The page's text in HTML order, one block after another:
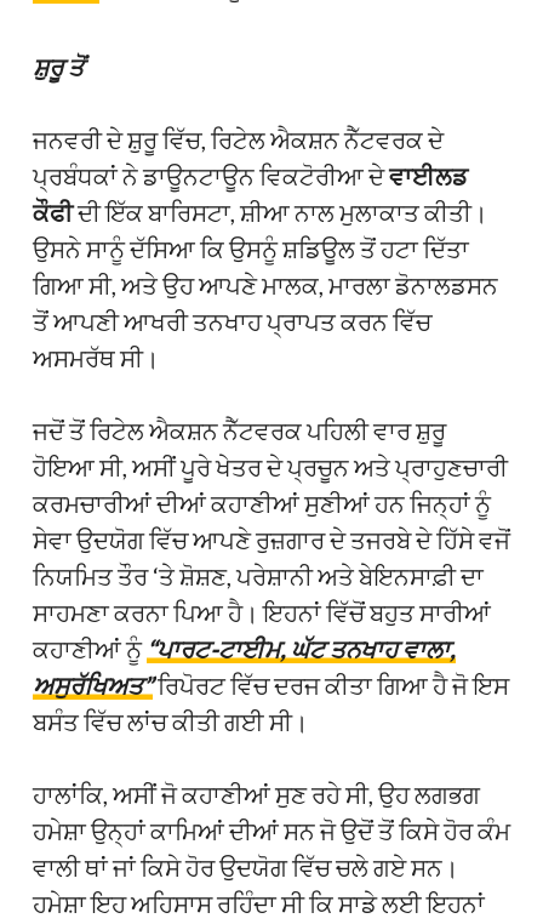
ਸ਼ੁਰੂ ਤੋਂ
ਜਨਵਰੀ ਦੇ ਸ਼ੁਰੂ ਵਿੱਚ, ਰਿਟੇਲ ਐਕਸ਼ਨ ਨੈੱਟਵਰਕ ਦੇ
ਪ੍ਰਬੰਧਕਾਂ ਨੇ ਡਾਊਨਟਾਊਨ ਵਿਕਟੋਰੀਆ ਦੇਵਾਈਲਡ
ਕੌਫੀਦੀ ਇੱਕ ਬਾਰਿਸਟਾ, ਸ਼ੀਆ ਨਾਲ ਮੁਲਾਕਾਤ ਕੀਤੀ।
ਉਸਨੇ ਸਾਨੂੰ ਦੱਸਿਆ ਕਿ ਉਸਨੂੰ ਸ਼ਡਿਊਲ ਤੋਂ ਹਟਾ ਦਿੱਤਾ
ਗਿਆ ਸੀ, ਅਤੇ ਉਹ ਆਪਣੇ ਮਾਲਕ, ਮਾਰਲਾ ਡੋਨਾਲਡਸਨ
ਤੋਂ ਆਪਣੀ ਆਖਰੀ ਤਨਖਾਹ ਪ੍ਰਾਪਤ ਕਰਨ ਵਿੱਚ
ਅਸਮਰੱਥ ਸੀ।
ਜਦੋਂ ਤੋਂ ਰਿਟੇਲ ਐਕਸ਼ਨ ਨੈੱਟਵਰਕ ਪਹਿਲੀ ਵਾਰ ਸ਼ੁਰੂ
ਹੋਇਆ ਸੀ, ਅਸੀਂ ਪੂਰੇ ਖੇਤਰ ਦੇ ਪ੍ਰਚੂਨ ਅਤੇ ਪ੍ਰਾਹੁਣਚਾਰੀ
ਕਰਮਚਾਰੀਆਂ ਦੀਆਂ ਕਹਾਣੀਆਂ ਸੁਣੀਆਂ ਹਨ ਜਿਨ੍ਹਾਂ ਨੂੰ
ਸੇਵਾ ਉਦਯੋਗ ਵਿੱਚ ਆਪਣੇ ਰੁਜ਼ਗਾਰ ਦੇ ਤਜਰਬੇ ਦੇ ਹਿੱਸੇ ਵਜੋਂ
ਨਿਯਮਿਤ ਤੌਰ ‘ਤੇ ਸ਼ੋਸ਼ਣ, ਪਰੇਸ਼ਾਨੀ ਅਤੇ ਬੇਇਨਸਾਫ਼ੀ ਦਾ
ਸਾਹਮਣਾ ਕਰਨਾ ਪਿਆ ਹੈ। ਇਹਨਾਂ ਵਿੱਚੋਂ ਬਹੁਤ ਸਾਰੀਆਂ
ਕਹਾਣੀਆਂ ਨੂੰ “ਪਾਰਟ-ਟਾਈਮ, ਘੱਟ ਤਨਖਾਹ ਵਾਲਾ,
ਅਸੁਰੱਖਿਅਤ”ਰਿਪੋਰਟ ਵਿੱਚ ਦਰਜ ਕੀਤਾ ਗਿਆ ਹੈ ਜੋ ਇਸ
ਬਸੰਤ ਵਿੱਚ ਲਾਂਚ ਕੀਤੀ ਗਈ ਸੀ।
ਹਾਲਾਂਕਿ, ਅਸੀਂ ਜੋ ਕਹਾਣੀਆਂ ਸੁਣ ਰਹੇ ਸੀ, ਉਹ ਲਗਭਗ
ਹਮੇਸ਼ਾ ਉਨ੍ਹਾਂ ਕਾਮਿਆਂ ਦੀਆਂ ਸਨ ਜੋ ਉਦੋਂ ਤੋਂ ਕਿਸੇ ਹੋਰ ਕੰਮ
ਵਾਲੀ ਥਾਂ ਜਾਂ ਕਿਸੇ ਹੋਰ ਉਦਯੋਗ ਵਿੱਚ ਚਲੇ ਗਏ ਸਨ।
ਹਮੇਸ਼ਾ ਇਹ ਅਹਿਸਾਸ ਰਹਿੰਦਾ ਸੀ ਕਿ ਸਾਡੇ ਲਈ ਇਹਨਾਂ